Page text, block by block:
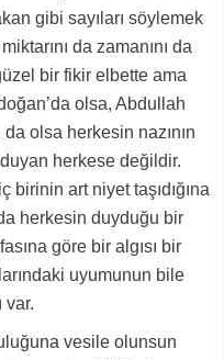
gibi sayıları söylemek
da zamanını da
bir fikir elbette ama
olsa, Abdullah
olsa herkesin nazının
herkese değildir.
birinin art niyet taşıdığına
herkesin duyduğu bir
göre bir algısı bir
uyumunun bile
var.
vesile olunsun